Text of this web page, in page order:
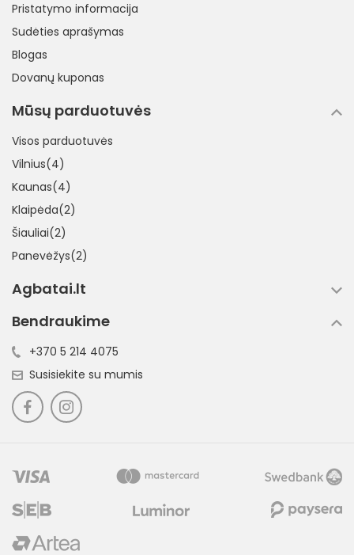
Pristatymo informacija
Sudėties aprašymas
Blogas
Dovanų kuponas
Mūsų parduotuvės
Visos parduotuvės
Vilnius(4)
Kaunas(4)
Klaipėda(2)
Šiauliai(2)
Panevėžys(2)
Agbatai.lt
Bendraukime
+370 5 214 4075
Susisiekite su mumis